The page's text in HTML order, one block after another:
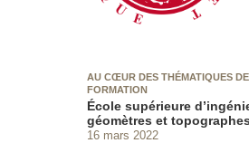
AU CŒUR DES THÉMATIQUES DE
FORMATION
École supérieure
géomètres et topographes
16 mars 2022